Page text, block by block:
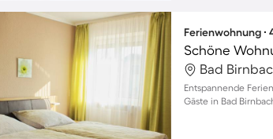
Ferienwohnung ∙
Schöne
Bad
Entspannende
Gäste in Bad